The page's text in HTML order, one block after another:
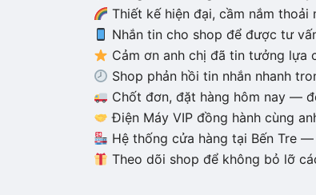
Thiết kế hiện đại, cầm nắm
Nhắn tin cho shop để được tư
Cảm ơn anh chị đã tin tưởng lựa
Shop phản hồi tin nhắn nhanh
Chốt đơn, đặt hàng hôm nay —
Điện Máy VIP đồng hành cùng
Hệ thống cửa hàng tại Bến Tre
Theo dõi shop để không bỏ lỡ